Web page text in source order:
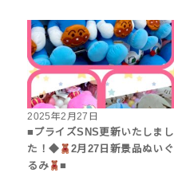
2025年2月27日
■プライズSNS更新いたしまし
た！◆
2月27日新景品ぬいぐ
るみ
■